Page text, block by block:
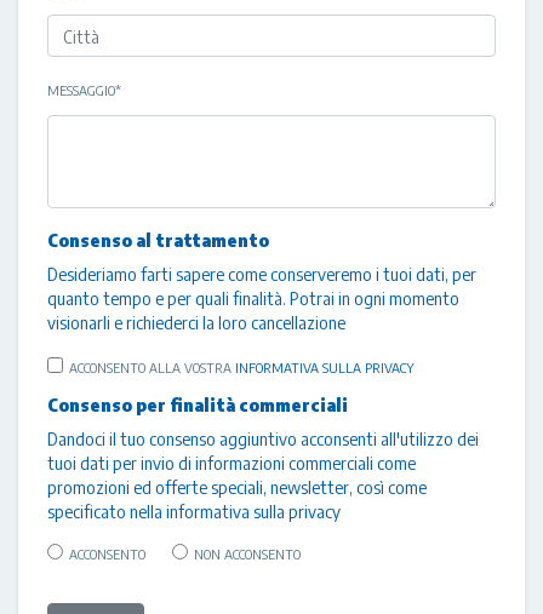
MESSAGGIO*
Consenso al trattamento
Desideriamo farti sapere come conserveremo i tuoi dati, per
quanto tempo e per quali finalità. Potrai in ogni momento
visionarli e richiederci la loro cancellazione
ACCONSENTO ALLA VOSTRA INFORMATIVA SULLA PRIVACY
Consenso per finalità commerciali
Dandoci il tuo consenso aggiuntivo acconsenti all'utilizzo dei
tuoi dati per invio di informazioni commerciali come
promozioni ed offerte speciali, newsletter, così come
specificato nella informativa sulla privacy
ACCONSENTO NON ACCONSENTO